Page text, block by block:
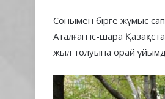
Сонымен бірге жұмыс
Аталған іс-шара
жыл толуына орай